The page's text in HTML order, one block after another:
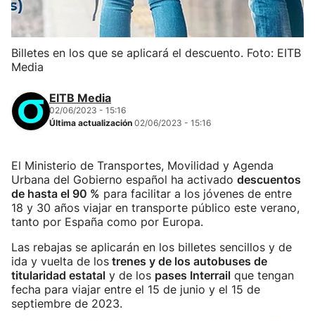
Billetes en los que se aplicará el descuento. Foto: EITB
Media
EITB Media
02/06/2023 - 15:16
Última actualización 02/06/2023 - 15:16
El Ministerio de Transportes, Movilidad y Agenda
Urbana del Gobierno español ha activado descuentos
de hasta el 90 % para facilitar a los jóvenes de entre
18 y 30 años viajar en transporte público este verano,
tanto por España como por Europa.
Las rebajas se aplicarán en los billetes sencillos y de
ida y vuelta de los trenes y de los autobuses de
titularidad estatal y de los pases Interrail que tengan
fecha para viajar entre el 15 de junio y el 15 de
septiembre de 2023.